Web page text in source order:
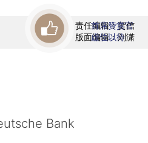
责任编辑：贺信
版面编辑：刘潇
首席赞赏官
虚位以待
Bank